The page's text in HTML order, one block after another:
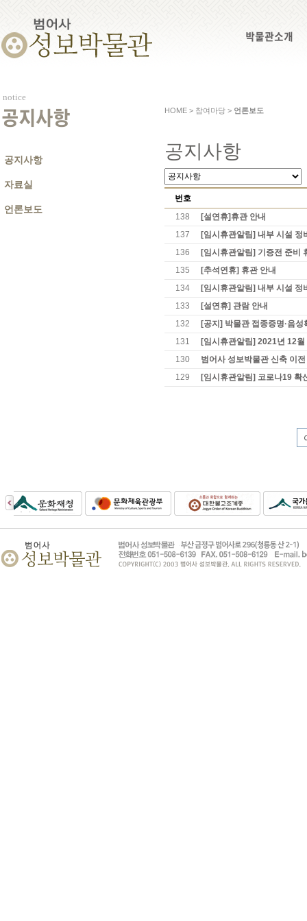
박물관소개
notice
공지사항
공지사항
자료실
언론보도
HOME > 참여마당 > 언론보도
공지사항
번호
138
[설연휴]휴관 안내
137
[임시휴관알림] 내부 시설 정
136
[임시휴관알림] 기증전 준비
135
[추석연휴] 휴관 안내
134
[임시휴관알림] 내부 시설 정
133
[설연휴] 관람 안내
132
[공지] 박물관 접종증명·음
131
[임시휴관알림] 2021년 12
130
범어사 성보박물관 신축 이
129
[임시휴관알림] 코로나19 확